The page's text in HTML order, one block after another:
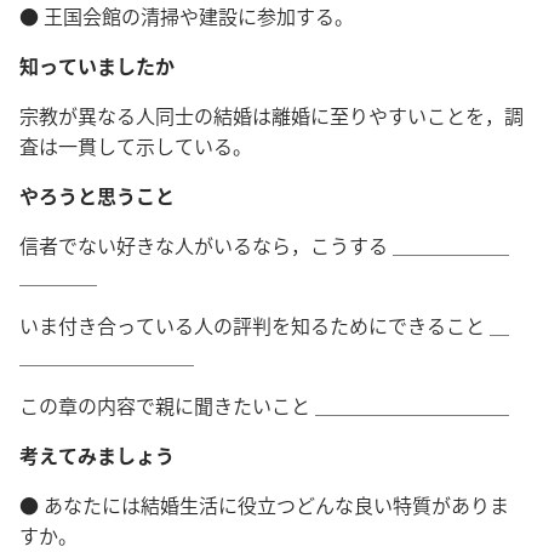
● 王国会館の清掃や建設に参加する。
知っていましたか
宗教が異なる人同士の結婚は離婚に至りやすいことを，調
査は一貫して示している。
やろうと思うこと
信者でない好きな人がいるなら，こうする ＿＿＿＿＿＿
いま付き合っている人の評判を知るためにできること ＿
この章の内容で親に聞きたいこと ＿＿＿＿＿＿＿＿＿＿
考えてみましょう
● あなたには結婚生活に役立つどんな良い特質がありま
すか。